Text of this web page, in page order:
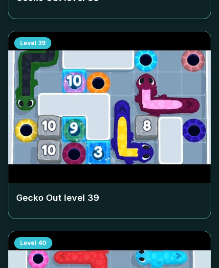
Level 39
Gecko Out level 39
Level 40